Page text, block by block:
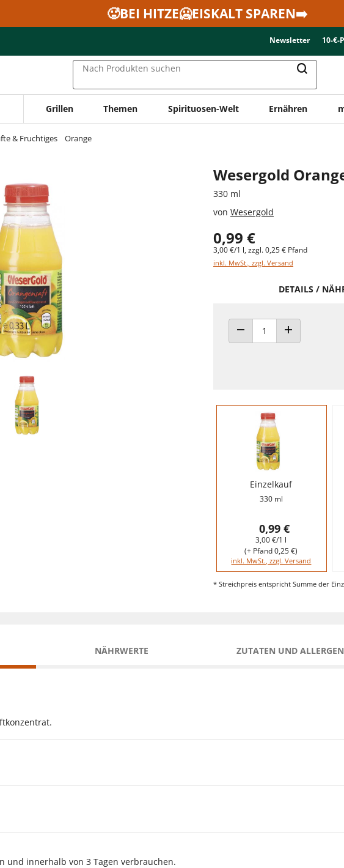
🥵BEI HITZE🥶EISKALT SPAREN➡️
Newsletter 10-€-
Nach Produkten suchen
Grillen Themen Spirituosen-Welt Ernähren
& Fruchtiges Orange
Wesergold
330 ml
von Wesergold
0,99 €
3,00 €/1 l, zzgl. 0,25 € Pfand
inkl. MwSt., zzgl. Versand
DETAILS /
ANZAHL VERRINGERN
ANZAHL
Einzelkauf
330 ml
0,99 €
3,00 €/1 l
inkl. MwSt., zzgl. Versand
(+ Pfand 0,25 €)
* Streichpreis entspricht Summe der
NÄHRWERTE ZUTATEN UND
und innerhalb von 3 Tagen verbrauchen.